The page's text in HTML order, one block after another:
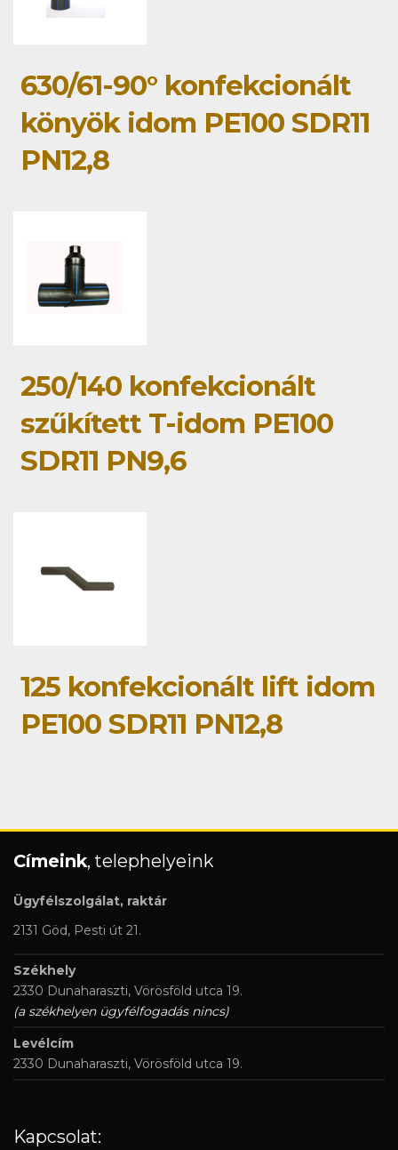
630/61-90° konfekcionált
könyök idom PE100 SDR11
PN12,8
250/140 konfekcionált
szűkített T-idom PE100
SDR11 PN9,6
125 konfekcionált lift idom
PE100 SDR11 PN12,8
Címeink, telephelyeink
Ügyfélszolgálat, raktár
2131 Göd, Pesti út 21.
Székhely
2330 Dunaharaszti, Vörösföld utca 19.
(a székhelyen ügyfélfogadás nincs)
Levélcím
2330 Dunaharaszti, Vörösföld utca 19.
Kapcsolat: